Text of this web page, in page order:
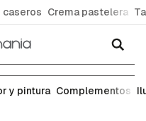
caseros Crema pastelera
y pintura Complementos